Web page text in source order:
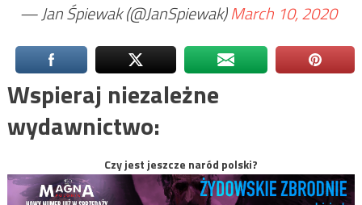
— Jan Śpiewak (@JanSpiewak)March 10, 2020
Wspieraj niezależne
wydawnictwo:
Czy jest jeszcze naród polski?